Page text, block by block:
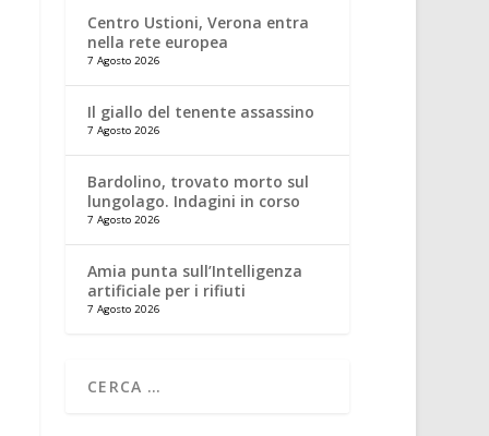
Centro Ustioni, Verona entra
nella rete europea
7 Agosto 2026
Il giallo del tenente assassino
7 Agosto 2026
Bardolino, trovato morto sul
lungolago. Indagini in corso
7 Agosto 2026
Amia punta sull’Intelligenza
artificiale per i rifiuti
7 Agosto 2026